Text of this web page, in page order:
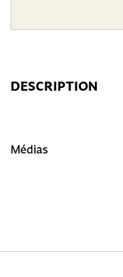
DESCRIPTION
Médias